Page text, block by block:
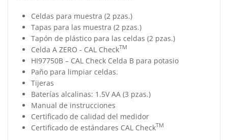
Celdas para muestra (2 pzas.)
Tapas para las muestra (2 pzas.)
Tapón de plástico para las celdas (2 pzas.)
Celda A ZERO ‑ CAL CheckTM
HI97750B – CAL Check Celda B para potasio
Paño para limpiar celdas.
Tijeras
Baterías alcalinas: 1.5V AA (3 pzas.)
Manual de instrucciones
Certificado de calidad del medidor
Certificado de estándares CAL CheckTM